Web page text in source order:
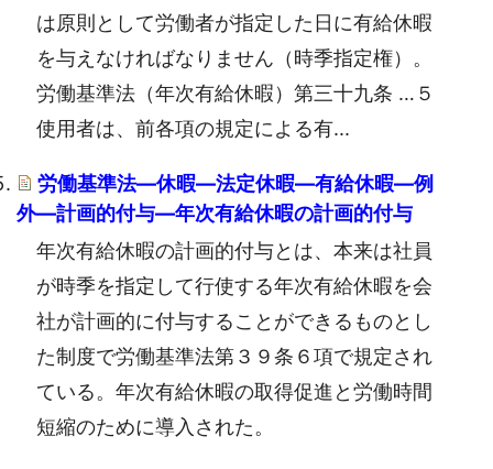
は原則として労働者が指定した日に有給休暇
を与えなければなりません（時季指定権）。
労働基準法（年次有給休暇）第三十九条 …５
使用者は、前各項の規定による有...
労働基準法―休暇―法定休暇―有給休暇―例
外―計画的付与―年次有給休暇の計画的付与
年次有給休暇の計画的付与とは、本来は社員
が時季を指定して行使する年次有給休暇を会
社が計画的に付与することができるものとし
た制度で労働基準法第３９条６項で規定され
ている。年次有給休暇の取得促進と労働時間
短縮のために導入された。